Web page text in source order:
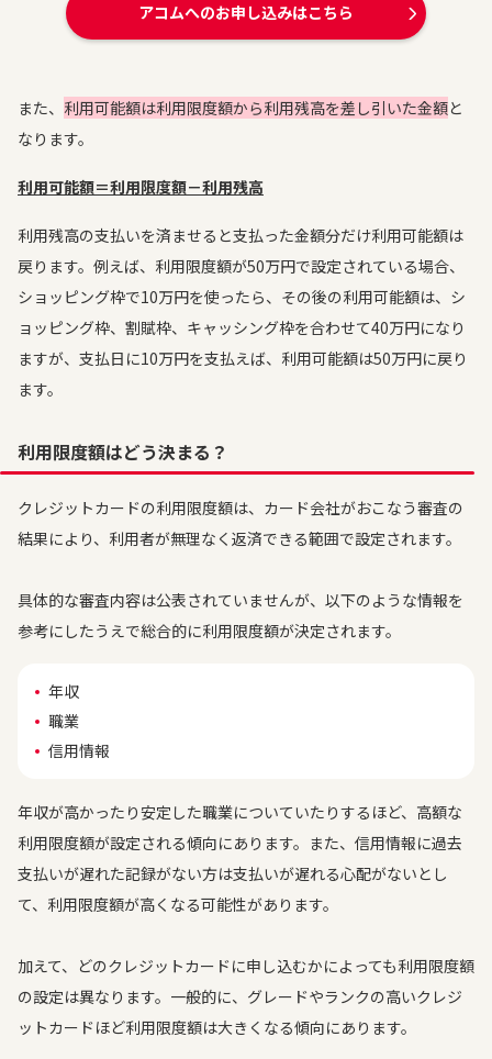
アコムへのお申し込みはこちら
また、 利用可能額は利用限度額から利用残高を差し引いた金額と
なります。
利用可能額＝利用限度額－利用残高
利用残高の支払いを済ませると支払った金額分だけ利用可能額は
戻ります。例えば、利用限度額が50万円で設定されている場合、
ショッピング枠で10万円を使ったら、その後の利用可能額は、シ
ョッピング枠、割賦枠、キャッシング枠を合わせて40万円になり
ますが、支払日に10万円を支払えば、利用可能額は50万円に戻り
ます。
利用限度額はどう決まる？
クレジットカードの利用限度額は、カード会社がおこなう審査の
結果により、利用者が無理なく返済できる範囲で設定されます。
具体的な審査内容は公表されていませんが、以下のような情報を
参考にしたうえで総合的に利用限度額が決定されます。
年収
職業
信用情報
年収が高かったり安定した職業についていたりするほど、高額な
利用限度額が設定される傾向にあります。また、信用情報に過去
支払いが遅れた記録がない方は支払いが遅れる心配がないとし
て、利用限度額が高くなる可能性があります。
加えて、どのクレジットカードに申し込むかによっても利用限度額
の設定は異なります。一般的に、グレードやランクの高いクレジ
ットカードほど利用限度額は大きくなる傾向にあります。